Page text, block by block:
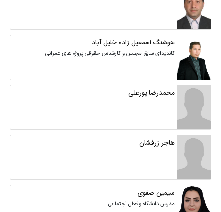
هوشنگ اسمعیل زاده خلیل آباد
کاندیدای سابق مجلس و کارشناس حقوقی پروژه های عمرانی
محمدرضا پورعلی
هاجر زرفشان
سیمین صفوی
مدرس دانشگاه وفعال اجتماعی